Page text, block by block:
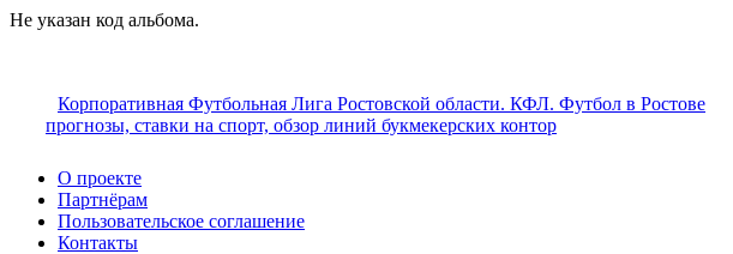
Не указан код альбома.
Корпоративная Футбольная Лига Ростовской области. КФЛ. Футбол в Ростове
прогнозы, ставки на спорт, обзор линий букмекерских контор
О проекте
Партнёрам
Пользовательское соглашение
Контакты